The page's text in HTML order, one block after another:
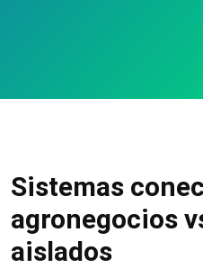
Sistemas
agronegocios
aislados